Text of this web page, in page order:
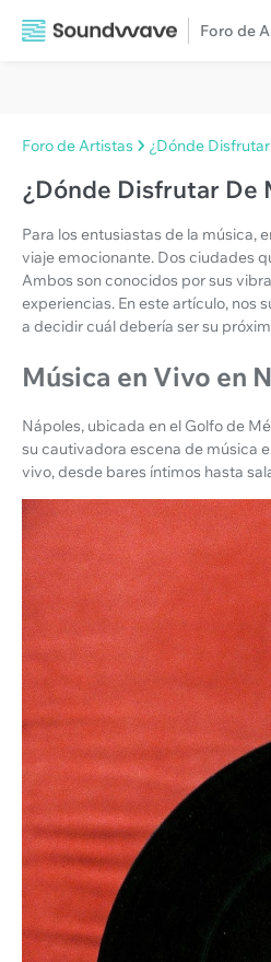
Foro de
Foro de Artistas ¿Dónde
¿Dónde Disfrutar De
Para los entusiastas de la música,
viaje emocionante. Dos ciudades
Ambos son conocidos por sus
experiencias. En este artículo, nos
a decidir cuál debería ser su
Música en Vivo en
Nápoles, ubicada en el Golfo de
su cautivadora escena de música
vivo, desde bares íntimos hasta